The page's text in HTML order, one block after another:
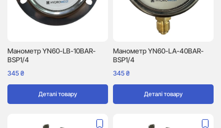
Манометр YN60-LB-10BAR-
BSP1/4
345₴
Деталі товару
Манометр YN60-LA-40BAR-
BSP1/4
345₴
Деталі товару